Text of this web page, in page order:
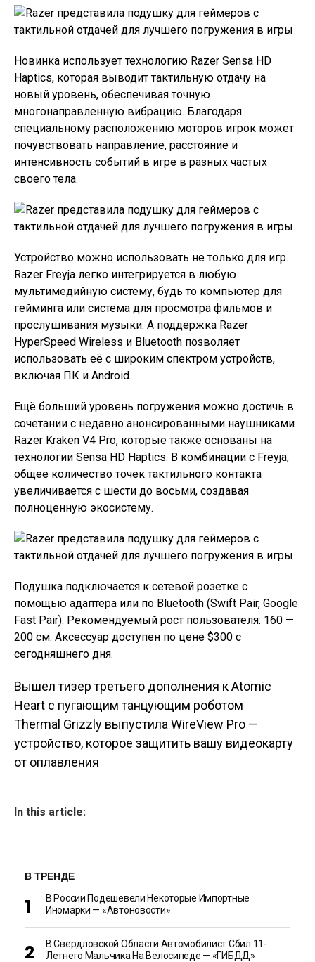
Новинка использует технологию Razer Sensa HD
Haptics, которая выводит тактильную отдачу на
новый уровень, обеспечивая точную
многонаправленную вибрацию. Благодаря
специальному расположению моторов игрок может
почувствовать направление, расстояние и
интенсивность событий в игре в разных частых
своего тела.
Устройство можно использовать не только для игр.
Razer Freyja легко интегрируется в любую
мультимедийную систему, будь то компьютер для
гейминга или система для просмотра фильмов и
прослушивания музыки. А поддержка Razer
HyperSpeed Wireless и Bluetooth позволяет
использовать её с широким спектром устройств,
включая ПК и Android.
Ещё больший уровень погружения можно достичь в
сочетании с недавно анонсированными наушниками
Razer Kraken V4 Pro, которые также основаны на
технологии Sensa HD Haptics. В комбинации с Freyja,
общее количество точек тактильного контакта
увеличивается с шести до восьми, создавая
полноценную экосистему.
Подушка подключается к сетевой розетке с
помощью адаптера или по Bluetooth (Swift Pair, Google
Fast Pair). Рекомендуемый рост пользователя: 160 —
200 см. Аксессуар доступен по цене $300 с
сегодняшнего дня.
Навигация по
записям
Вышел тизер третьего дополнения к Atomic
Heart с пугающим танцующим роботом
Thermal Grizzly выпустила WireView Pro —
устройство, которое защитить вашу видеокарту
от оплавления
In this article:
В ТРЕНДЕ
В России Подешевели Некоторые Импортные
Иномарки — «Автоновости»
В Свердловской Области Автомобилист Сбил 11-
Летнего Мальчика На Велосипеде — «ГИБДД»